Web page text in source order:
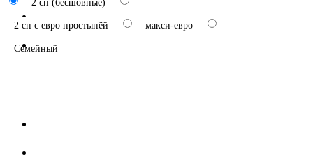
2 сп (бесшовные)
2 сп с евро простынёй макси-евро
Семейный